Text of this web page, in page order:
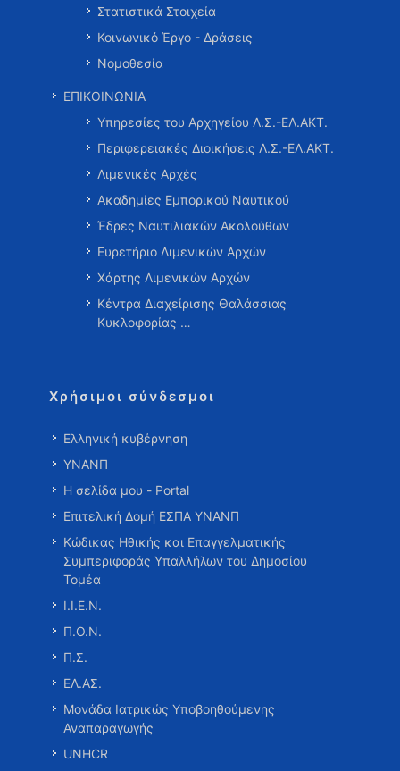
Στατιστικά Στοιχεία
Κοινωνικό Έργο - Δράσεις
Νομοθεσία
ΕΠΙΚΟΙΝΩΝΙΑ
Υπηρεσίες του Αρχηγείου Λ.Σ.-ΕΛ.ΑΚΤ.
Περιφερειακές Διοικήσεις Λ.Σ.-ΕΛ.ΑΚΤ.
Λιμενικές Αρχές
Ακαδημίες Εμπορικού Ναυτικού
Έδρες Ναυτιλιακών Ακολούθων
Ευρετήριο Λιμενικών Αρχών
Χάρτης Λιμενικών Αρχών
Κέντρα Διαχείρισης Θαλάσσιας
Κυκλοφορίας …
Χρήσιμοι σύνδεσμοι
Ελληνική κυβέρνηση
ΥΝΑΝΠ
Η σελίδα μου - Portal
Επιτελική Δομή ΕΣΠΑ ΥΝΑΝΠ
Κώδικας Ηθικής και Επαγγελματικής
Συμπεριφοράς Υπαλλήλων του Δημοσίου
Τομέα
Ι.Ι.Ε.Ν.
Π.Ο.Ν.
Π.Σ.
ΕΛ.ΑΣ.
Μονάδα Ιατρικώς Υποβοηθούμενης
Αναπαραγωγής
UNHCR